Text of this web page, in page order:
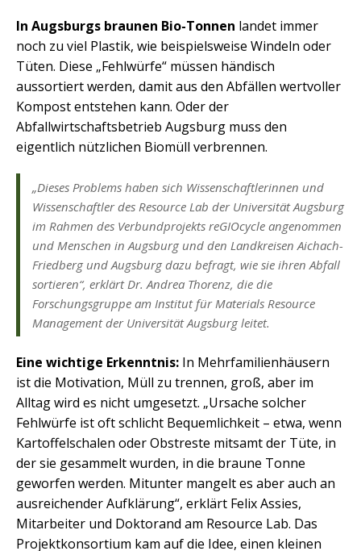
In Augsburgs braunen Bio-Tonnen landet immer
noch zu viel Plastik, wie beispielsweise Windeln oder
Tüten. Diese „Fehlwürfe“ müssen händisch
aussortiert werden, damit aus den Abfällen wertvoller
Kompost entstehen kann. Oder der
Abfallwirtschaftsbetrieb Augsburg muss den
eigentlich nützlichen Biomüll verbrennen.
„Dieses Problems haben sich Wissenschaftlerinnen und
Wissenschaftler des Resource Lab der Universität Augsburg
im Rahmen des Verbundprojekts reGIOcycle angenommen
und Menschen in Augsburg und den Landkreisen Aichach-
Friedberg und Augsburg dazu befragt, wie sie ihren Abfall
sortieren“, erklärt Dr. Andrea Thorenz, die die
Forschungsgruppe am Institut für Materials Resource
Management der Universität Augsburg leitet.
Eine wichtige Erkenntnis: In Mehrfamilienhäusern
ist die Motivation, Müll zu trennen, groß, aber im
Alltag wird es nicht umgesetzt. „Ursache solcher
Fehlwürfe ist oft schlicht Bequemlichkeit – etwa, wenn
Kartoffelschalen oder Obstreste mitsamt der Tüte, in
der sie gesammelt wurden, in die braune Tonne
geworfen werden. Mitunter mangelt es aber auch an
ausreichender Aufklärung“, erklärt Felix Assies,
Mitarbeiter und Doktorand am Resource Lab. Das
Projektkonsortium kam auf die Idee, einen kleinen